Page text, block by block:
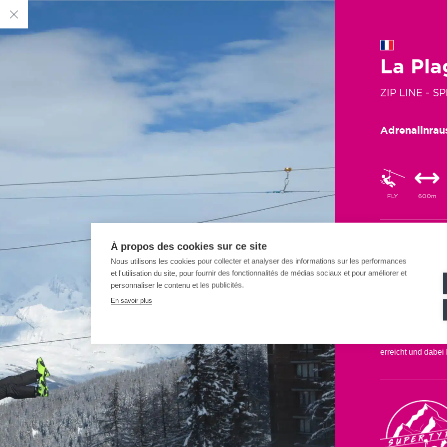
La
ZIP LINE -
FLY 600m
Im Rahmen
Wintersportort La
Gefälle steigern,
Das in erster
diversifizierten
ganzjährigen
erreicht und dabei
À propos des cookies sur ce site
Nous utilisons les cookies pour collecter et analyser des informations sur les performances
et l'utilisation du site, pour fournir des fonctionnalités de médias sociaux et pour améliorer et
personnaliser le contenu et les publicités.
En savoir plus